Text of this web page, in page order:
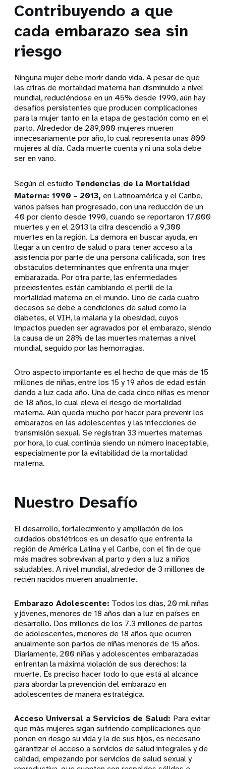
Contribuyendo a que
cada embarazo sea sin
riesgo
Ninguna mujer debe morir dando vida. A pesar de que
las cifras de mortalidad materna han disminuido a nivel
mundial, reduciéndose en un 45% desde 1990, aún hay
desafíos persistentes que producen complicaciones
para la mujer tanto en la etapa de gestación como en el
parto. Alrededor de 289,000 mujeres mueren
innecesariamente por año, lo cual representa unas 800
mujeres al día. Cada muerte cuenta y ni una sola debe
ser en vano.
Según el estudio Tendencias de la Mortalidad
Materna: 1990 - 2013, en Latinoamérica y el Caribe,
varios países han progresado, con una reducción de un
40 por ciento desde 1990, cuando se reportaron 17,000
muertes y en el 2013 la cifra descendió a 9,300
muertes en la región. La demora en buscar ayuda, en
llegar a un centro de salud o para tener acceso a la
asistencia por parte de una persona calificada, son tres
obstáculos determinantes que enfrenta una mujer
embarazada. Por otra parte, las enfermedades
preexistentes están cambiando el perfil de la
mortalidad materna en el mundo. Uno de cada cuatro
decesos se debe a condiciones de salud como la
diabetes, el VIH, la malaria y la obesidad, cuyos
impactos pueden ser agravados por el embarazo, siendo
la causa de un 28% de las muertes maternas a nivel
mundial, seguido por las hemorragias.
Otro aspecto importante es el hecho de que más de 15
millones de niñas, entre los 15 y 19 años de edad están
dando a luz cada año. Una de cada cinco niñas es menor
de 18 años, lo cual eleva el riesgo de mortalidad
materna. Aún queda mucho por hacer para prevenir los
embarazos en las adolescentes y las infecciones de
transmisión sexual. Se registran 33 muertes maternas
por hora, lo cual continúa siendo un número inaceptable,
especialmente por la evitabilidad de la mortalidad
materna.
Nuestro Desafío
El desarrollo, fortalecimiento y ampliación de los
cuidados obstétricos es un desafío que enfrenta la
región de América Latina y el Caribe, con el fin de que
más madres sobrevivan al parto y den a luz a niños
saludables. A nivel mundial, alrededor de 3 millones de
recién nacidos mueren anualmente.
Embarazo Adolescente: Todos los días, 20 mil niñas
y jóvenes, menores de 18 años dan a luz en países en
desarrollo. Dos millones de los 7.3 millones de partos
de adolescentes, menores de 18 años que ocurren
anualmente son partos de niñas menores de 15 años.
Diariamente, 200 niñas y adolescentes embarazadas
enfrentan la máxima violación de sus derechos: la
muerte. Es preciso hacer todo lo que está al alcance
para abordar la prevención del embarazo en
adolescentes de manera estratégica.
Acceso Universal a Servicios de Salud: Para evitar
que más mujeres sigan sufriendo complicaciones que
ponen en riesgo su vida y la de sus hijos, es necesario
garantizar el acceso a servicios de salud integrales y de
calidad, empezando por servicios de salud sexual y